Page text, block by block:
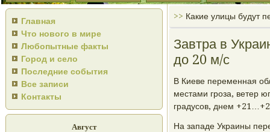
Главная
Что нового в мире
Любопытные факты
Город и село
Последние события
Все записи
Контакты
Август
>> Какие улицы будут
Завтра в
до 20 м/с
В Киеве переменная
местами грοза, ветер
градусοв, днем
На западе Украины